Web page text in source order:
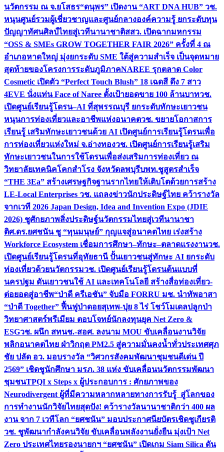
นวัตกรรม ณ จ.ยโสธร“ดนุพร” เปิดงาน “ART DNA HUB” วช.
หนุนศูนย์รวมผู้เชี่ยวชาญและศูนย์กลางองค์ความรู้ ยกระดับทุน
ปัญญาทัศนศิลป์ไทยสู่เวทีนานาชาติสสว. เปิดฉากมหกรรม
“OSS & SMEs GROW TOGETHER FAIR 2026” ครั้งที่ 4 ณ
อำเภอหาดใหญ่ มุ่งยกระดับ SME ใต้สู่ความสำเร็จ เป็นจุดหมาย
สุดท้ายของโครงการระดับภูมิภาคNAREE รุกตลาด Color
Cosmetic เปิดตัว “Perfect Touch Blush” 18 เฉดสี ดึง 7 สาว
4EVE นั่งแท่น Face of Naree ตั้งเป้ายอดขาย 100 ล้านบาทวช.
เปิดศูนย์เรียนรู้โดรน–AI ที่สุพรรณบุรี ยกระดับทักษะเยาวชน
หนุนการท่องเที่ยวและอาชีพแห่งอนาคตวช. ขยายโอกาสการ
เรียนรู้ เสริมทักษะเยาวชนด้วย AI เปิดศูนย์การเรียนรู้โดรนเพื่อ
การท่องเที่ยวแห่งใหม่ จ.อ่างทองวช. เปิดศูนย์การเรียนรู้เสริม
ทักษะเยาวชนในการใช้โดรนเพื่อส่งเสริมการท่องเที่ยว ณ
วิทยาลัยเทคนิคโคกสำโรง จังหวัดลพบุรีบพท.ชูสูตรสำเร็จ
“THE 3Ea” สร้างเศรษฐกิจฐานรากไทยให้เติบโตด้วยการสร้าง
LE-Local Enterprises วช. แถลงข่าวนักประดิษฐ์ไทย คว้ารางวัล
จากเวที 2026 Japan Design, Idea and Invention Expo (JDIE
2026) ชูศักยภาพสิ่งประดิษฐ์นวัตกรรมไทยสู่เวทีนานาชา
ติศ.ดร.ยศชนัน ชู “ทุนมนุษย์” กุญแจสู่อนาคตไทย เร่งสร้าง
Workforce Ecosystem เชื่อมการศึกษา–ทักษะ–ตลาดแรงงานวช.
เปิดศูนย์เรียนรู้โดรนที่อุทัยธานี ปั้นเยาวชนสู่ทักษะ AI ยกระดับ
ท่องเที่ยวด้วยนวัตกรรมวช. เปิดศูนย์เรียนรู้โดรนต้นแบบที่
นครปฐม ดันเยาวชนใช้ AI และเทคโนโลยี สร้างสื่อท่องเที่ยว-
ต่อยอดสู่อาชีพ“ป่าดี ครีเอชัน” จับมือ FORRU มช. นำทัพอาสา
“ป่าดี Together” ฟื้นฟูป่าดอยสุเทพ-ปุย 8 ไร่ โชว์โมเดลปลูกป่า
วิทยาศาสตร์พรีเมียม ตอบโจทย์นักลงทุนยุค Net Zero &
ESGวช. ผนึก สทนช.-สอศ. ลงนาม MOU ขับเคลื่อนงานวิจัย
พลิกอนาคตไทย ฝ่าวิกฤต PM2.5 สู่ความมั่นคงน้ำทั่วประเทศศุภ
ชัย ปลัด อว. มอบรางวัล “วิศวกรสังคมพัฒนาชุมชนดีเด่น ปี
2569” เชิดชูนักศึกษา มรภ. 38 แห่ง ขับเคลื่อนนวัตกรรมพัฒนา
ชุมชนTPQI x Steps x ผู้ประกอบการ : ศักยภาพของ
Neurodivergent ผู้ที่มีความหลากหลายทางการรับรู้ สู่โลกของ
การทำงานนักวิจัยไทยสุดปัง! คว้ารางวัลนานาชาติกว่า 400 ผล
งาน จาก 7 เวทีโลก “ยศชนัน” มอบประกาศนียบัตรเชิดชูเกียรติ
วช. ชูพัฒนากำลังคนวิจัย ขับเคลื่อนพลังงานยั่งยืน มุ่งเป้า Net
Zero ประเทศไทยรองนายกฯ “ยศชนัน” เปิดเกม Siam Silica ดัน